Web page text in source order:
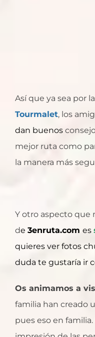
Así que ya sea por la
Tourmalet, los
dan buenos
mejor ruta como
la manera más
Y otro aspecto que
de 3enruta.com es
quieres ver fotos
duda te gustaría ir
Os animamos a
familia han creado
pues eso en